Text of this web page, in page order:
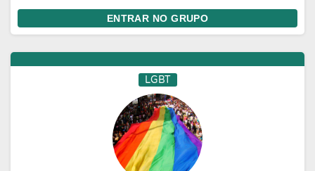
ENTRAR NO GRUPO
LGBT